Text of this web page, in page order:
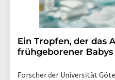
Ein Tropfen, der das
frühgeborener
Forscher der Universität